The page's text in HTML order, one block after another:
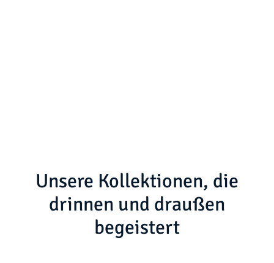
Unsere Kollektionen, die
drinnen und draußen
begeistert